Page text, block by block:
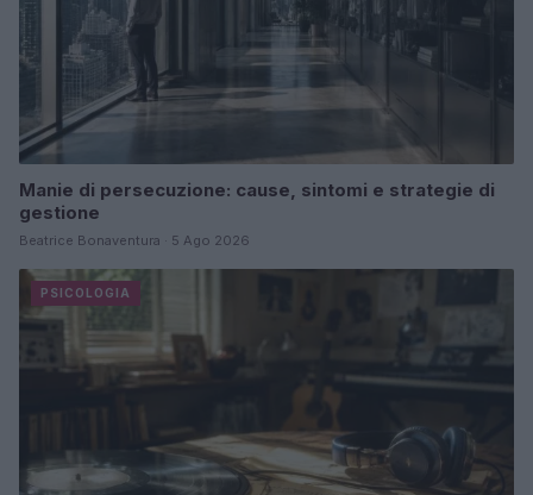
Manie di persecuzione: cause, sintomi e strategie di
gestione
Beatrice Bonaventura · 5 Ago 2026
PSICOLOGIA